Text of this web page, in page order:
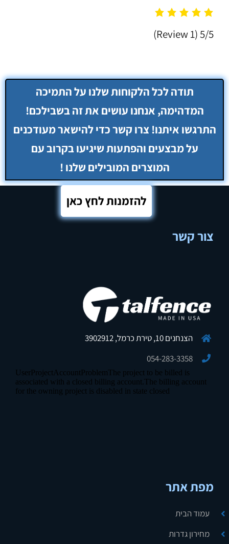
5/5
(1 Review)
צור קשר
להזמנות לחץ כאן
הצנחנים 10, טירת כרמל, 3902912
054-283-3358
מפת אתר
עמוד הבית
מחירון גדרות